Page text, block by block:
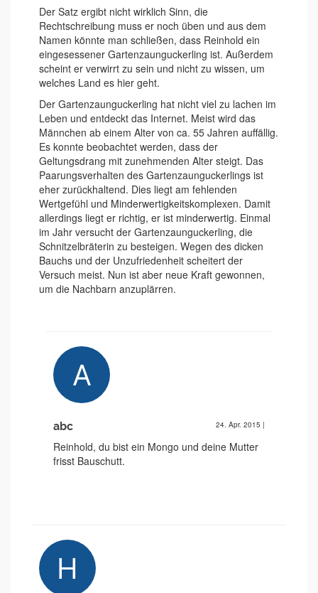
Der Satz ergibt nicht wirklich Sinn, die
Rechtschreibung muss er noch üben und aus dem
Namen könnte man schließen, dass Reinhold ein
eingesessener Gartenzaunguckerling ist. Außerdem
scheint er verwirrt zu sein und nicht zu wissen, um
welches Land es hier geht.
Der Gartenzaunguckerling hat nicht viel zu lachen im
Leben und entdeckt das Internet. Meist wird das
Männchen ab einem Alter von ca. 55 Jahren auffällig.
Es konnte beobachtet werden, dass der
Geltungsdrang mit zunehmenden Alter steigt. Das
Paarungsverhalten des Gartenzaunguckerlings ist
eher zurückhaltend. Dies liegt am fehlenden
Wertgefühl und Minderwertigkeitskomplexen. Damit
allerdings liegt er richtig, er ist minderwertig. Einmal
im Jahr versucht der Gartenzaunguckerling, die
Schnitzelbräterin zu besteigen. Wegen des dicken
Bauchs und der Unzufriedenheit scheitert der
Versuch meist. Nun ist aber neue Kraft gewonnen,
um die Nachbarn anzuplärren.
abc 24. Apr. 2015 |
Reinhold, du bist ein Mongo und deine Mutter
frisst Bauschutt.